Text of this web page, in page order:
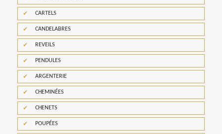
CARTELS
CANDELABRES
REVEILS
PENDULES
ARGENTERIE
CHEMINÉES
CHENETS
POUPÉES